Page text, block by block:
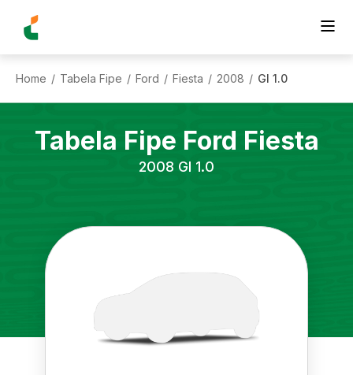
Home / Tabela Fipe / Ford / Fiesta / 2008 / Gl 1.0
Tabela Fipe Ford Fiesta
2008 Gl 1.0